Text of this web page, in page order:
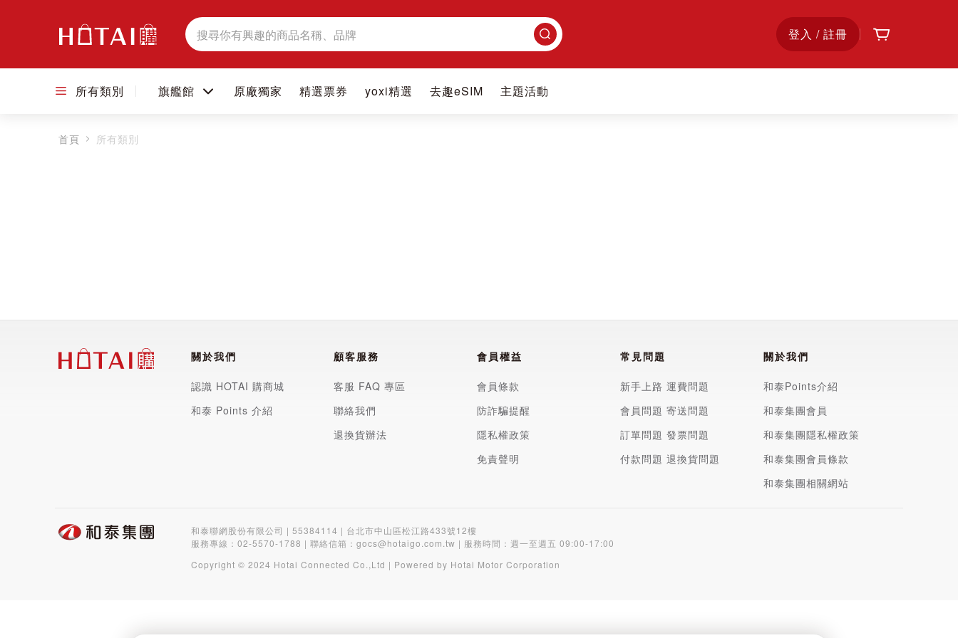
登入 / 註冊
搜
尋
搜
尋
所有類別 旗艦館 原廠獨家 精選票券 yoxi精選 去趣eSIM 主題活動
首頁 所有類別
關於我們
認識 HOTAI 購商城
和泰 Points 介紹
顧客服務
客服 FAQ 專區
聯絡我們
退換貨辦法
會員權益
會員條款
防詐騙提醒
隱私權政策
免責聲明
常見問題
新手上路
會員問題
訂單問題
付款問題
運費問題
寄送問題
發票問題
退換貨問題
關於我們
和泰Points介紹
和泰集團會員
和泰集團隱私權政策
和泰集團會員條款
和泰集團相關網站
和泰聯網股份有限公司 | 55384114 | 台北市中山區松江路433號12樓
服務專線： 02-5570-1788 | 聯絡信箱： gocs@hotaigo.com.tw | 服務時間：週一至週五 09:00-17:00
Copyright © 2024 Hotai Connected Co.,Ltd | Powered by Hotai Motor Corporation